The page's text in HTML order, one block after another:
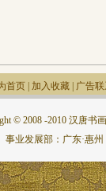
首页 加入收藏 广告
© 2008 -2010 汉唐书
业发展部：广东·惠